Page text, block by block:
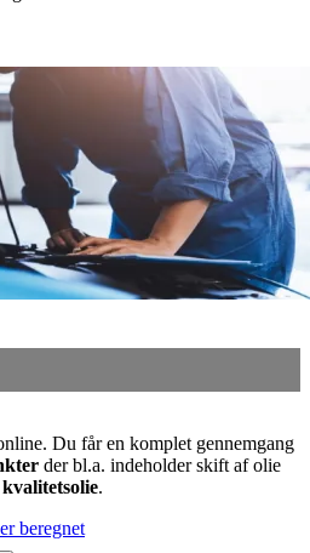
Du får en komplet gennemgang
der bl.a. indeholder skift af olie
.
beregnet